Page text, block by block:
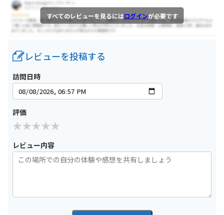
すべてのレビューを見るにはログインが必要です
レビューを投稿する
訪問日時
評価
レビュー内容